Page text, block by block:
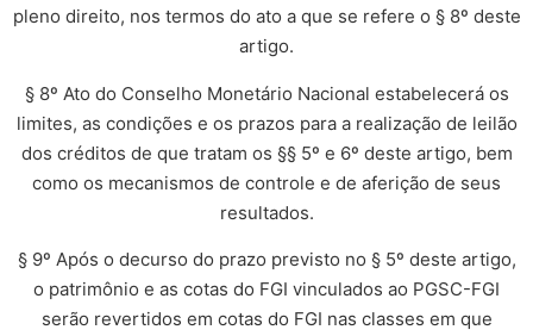
pleno direito, nos termos do ato a que se refere o § 8º deste
artigo.
§ 8º Ato do Conselho Monetário Nacional estabelecerá os
limites, as condições e os prazos para a realização de leilão
dos créditos de que tratam os §§ 5º e 6º deste artigo, bem
como os mecanismos de controle e de aferição de seus
resultados.
§ 9º Após o decurso do prazo previsto no § 5º deste artigo,
o patrimônio e as cotas do FGI vinculados ao PGSC-FGI
serão revertidos em cotas do FGI nas classes em que